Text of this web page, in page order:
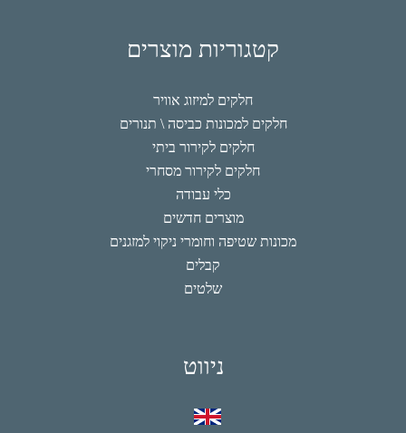
קטגוריות מוצרים
חלקים למיזוג אוויר
חלקים למכונות כביסה \ תנורים
חלקים לקירור ביתי
חלקים לקירור מסחרי
כלי עבודה
מוצרים חדשים
מכונות שטיפה וחומרי ניקוי למזגנים
קבלים
שלטים
ניווט